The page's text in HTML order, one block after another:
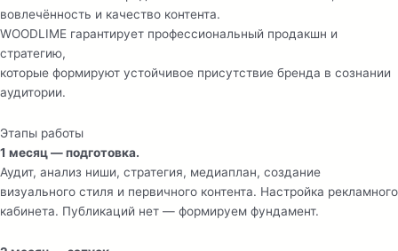
вовлечённость и качество контента.
WOODLIME гарантирует профессиональный продакшн и
стратегию,
которые формируют устойчивое присутствие бренда в сознании
аудитории.
Этапы работы
1 месяц — подготовка.
Аудит, анализ ниши, стратегия, медиаплан, создание
визуального стиля и первичного контента. Настройка рекламного
кабинета. Публикаций нет — формируем фундамент.